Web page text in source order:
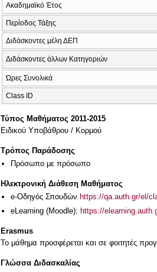
Ακαδημαϊκό Έτος
Περίοδος Τάξης
Διδάσκοντες μέλη ΔΕΠ
Διδάσκοντες άλλων Κατηγοριών
Ώρες Συνολικά
Class ID
Τύπος Μαθήματος 2011-2015
Ειδικού Υποβάθρου / Κορμού
Τρόπος Παράδοσης
Πρόσωπο με πρόσωπο
Ηλεκτρονική Διάθεση Μαθήματος
e-Οδηγός Σπουδών https://qa.auth.gr/el/
eLearning (Moodle): https://
Erasmus
Το μάθημα προσφέρεται και σε φοιτητές
Γλώσσα Διδασκαλίας